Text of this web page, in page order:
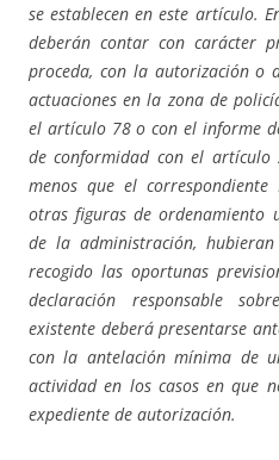
se establecen en este artículo.
deberán contar con carácter
proceda, con la autorización o
actuaciones en la zona de
el artículo 78 o con el informe
de conformidad con el artículo
menos que el
otras figuras de ordenamiento
de la administración,
recogido las oportunas
declaración responsable
existente deberá presentarse
con la antelación mínima de
actividad en los casos en que
expediente de autorización.